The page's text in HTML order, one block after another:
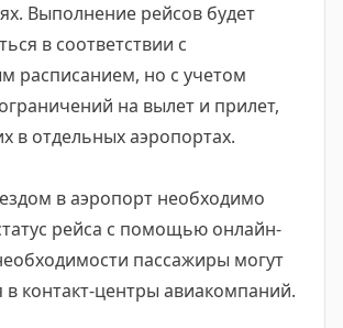
Выполнение рейсов будет
в соответствии с
расписанием, но с учетом
на вылет и прилет,
в отдельных аэропортах.
в аэропорт необходимо
рейса с помощью онлайн-
пассажиры могут
контакт-центры авиакомпаний.